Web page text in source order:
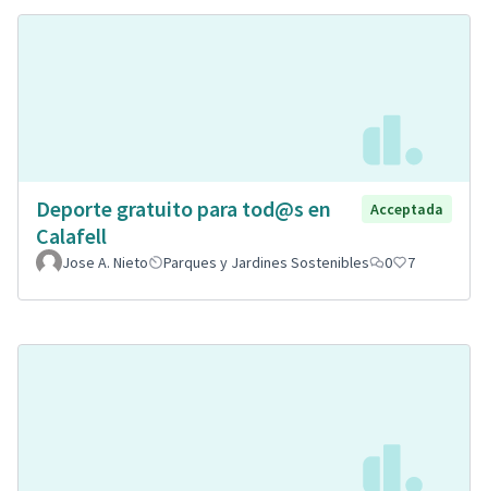
Deporte gratuito para tod@s en
Calafell
Acceptada
Jose A. Nieto Parques y Jardines Sostenibles 0 7